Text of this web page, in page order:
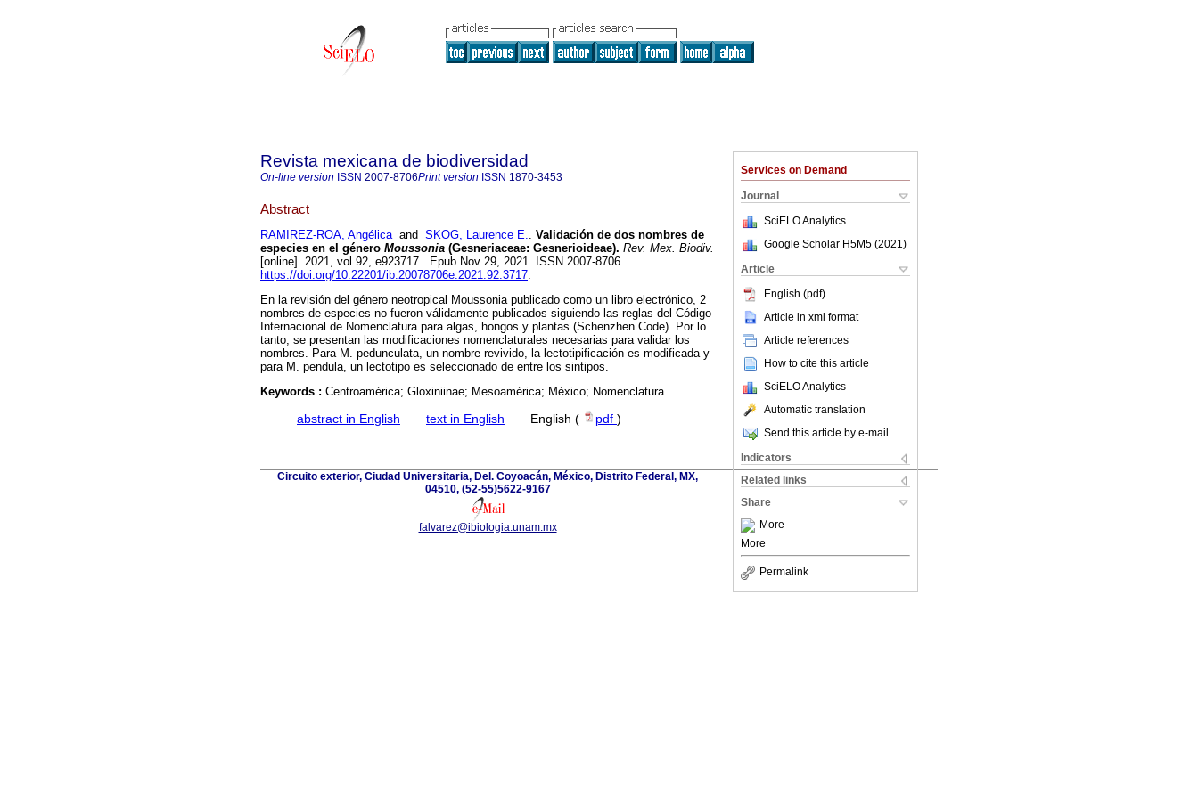
Services on Demand
Journal
SciELO Analytics
Google Scholar H5M5 (2021 )
Article
English (pdf)
Article in xml format
Article references
How to cite this article
SciELO Analytics
Automatic translation
Send this article by e-mail
Indicators
Related links
Share
More
More
Permalink
Revista mexicana de biodiversidad
On-line version ISSN 2007-8706Print version ISSN 1870-3453
Abstract
RAMIREZ-ROA, Angélicaand SKOG, Laurence E.. Validación de dos nombres de
especies en el género Moussonia (Gesneriaceae: Gesnerioideae). Rev. Mex. Biodiv.
[online]. 2021, vol.92, e923717. Epub Nov 29, 2021. ISSN 2007-8706.
https://doi.org/10.22201/ib.20078706e.2021.92.3717.
En la revisión del género neotropical Moussonia publicado como un libro electrónico, 2
nombres de especies no fueron válidamente publicados siguiendo las reglas del Código
Internacional de Nomenclatura para algas, hongos y plantas (Schenzhen Code). Por lo
tanto, se presentan las modificaciones nomenclaturales necesarias para validar los
nombres. Para M. pedunculata, un nombre revivido, la lectotipificación es modificada y
para M. pendula, un lectotipo es seleccionado de entre los sintipos.
Keywords : Centroamérica; Gloxiniinae; Mesoamérica; México; Nomenclatura.
· abstract in English · text in English · English ( pdf )
Circuito exterior, Ciudad Universitaria, Del. Coyoacán, México, Distrito Federal, MX,
04510, (52-55)5622-9167
falvarez@ibiologia.unam.mx